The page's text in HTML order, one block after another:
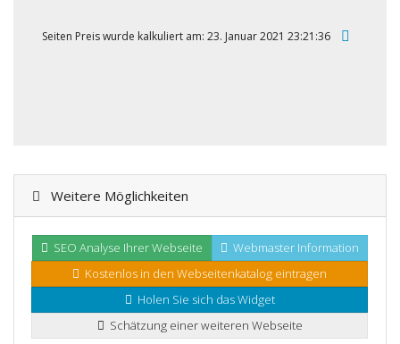
Seiten Preis wurde kalkuliert am: 23. Januar 2021 23:21:36
Weitere Möglichkeiten
SEO Analyse Ihrer Webseite
Webmaster Information
Kostenlos in den Webseitenkatalog eintragen
Holen Sie sich das Widget
Schätzung einer weiteren Webseite